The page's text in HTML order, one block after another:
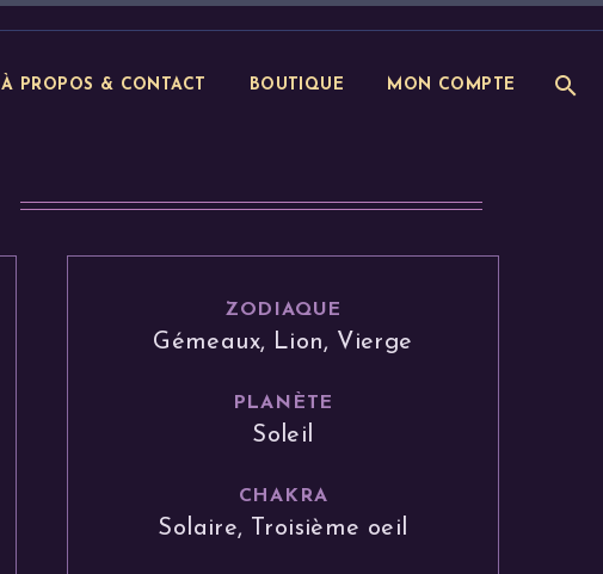
À PROPOS & CONTACT BOUTIQUE MON COMPTE
ZODIAQUE
Gémeaux, Lion, Vierge
PLANÈTE
Soleil
CHAKRA
Solaire, Troisième oeil